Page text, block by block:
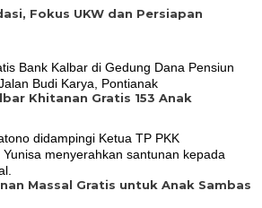
Fokus UKW dan Persiapan
Khitanan Gratis 153 Anak
Massal Gratis untuk Anak Sambas